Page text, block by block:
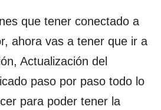
que tener conectado a
ahora vas a tener que ir a
Actualización del
paso por paso todo lo
para poder tener la